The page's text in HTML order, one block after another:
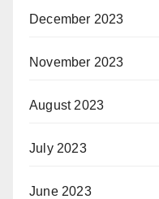
December 2023
November 2023
August 2023
July 2023
June 2023